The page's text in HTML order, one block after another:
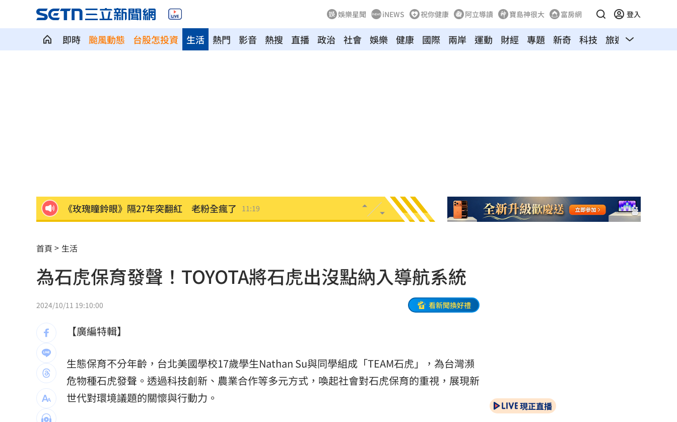
娛樂星聞 iNEWS 祝你健康 阿立導讀 寶島神很大 富房網 登入
即時 颱風動態 台股怎投資 熱門 影音 熱搜 直播 政治 社會 娛樂
生活 健康 國際 兩岸 運動 財經 專題 新奇 科技 旅遊 汽車
《玫瑰瞳鈴眼》隔27年突翻紅 老粉全瘋了 11:19
黃仁勳個資外洩 「黑夜奇俠」等12人起訴
連戰二媳動怒點名財政部 開轟：不負責任 11:15
比加工食品毒！它害人愈吃愈餓、生一堆病
原民抗議傅崐萁被架走 4小黨要求究責
專家：「這裡」有機會單獨發白海豚陸警 11:08
印度男來台觀光又偷又騙…把全聯當提款機
首頁 生活
為石虎保育發聲！TOYOTA將石虎出沒點納入導航系統
2024/10/11 19:10:00 看新聞換好禮
【廣編特輯】
生態保育不分年齡，台北美國學校17歲學生Nathan Su與同學組成「TEAM石虎」，為台灣瀕
危物種石虎發聲。透過科技創新、農業合作等多元方式，喚起社會對石虎保育的重視，展現新
世代對環境議題的關懷與行動力。
現正直播